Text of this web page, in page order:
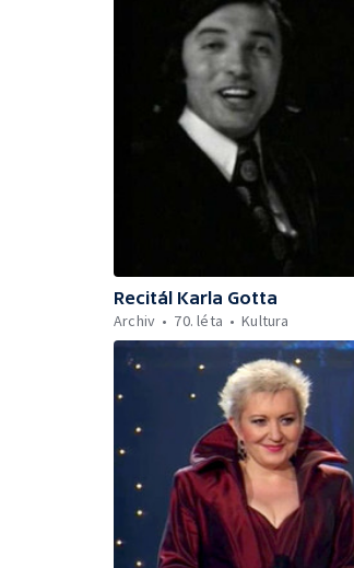
Recitál Karla Gotta
Archiv
70. léta Kultura